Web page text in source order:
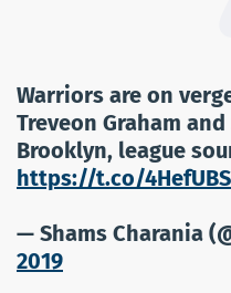
Warriors are on
Treveon Graham
Brooklyn, league
https://t.co/
— Shams Charania
2019